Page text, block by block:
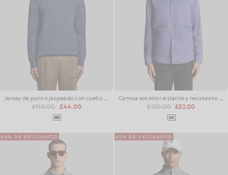
Jersey de punto jaspeado con cuello redondo
£110.00 £44.00
Camisa exterior aislante y resistente al agua
£130.00 £52.00
60% DE DESCUENTO 60% DE DESCUENTO